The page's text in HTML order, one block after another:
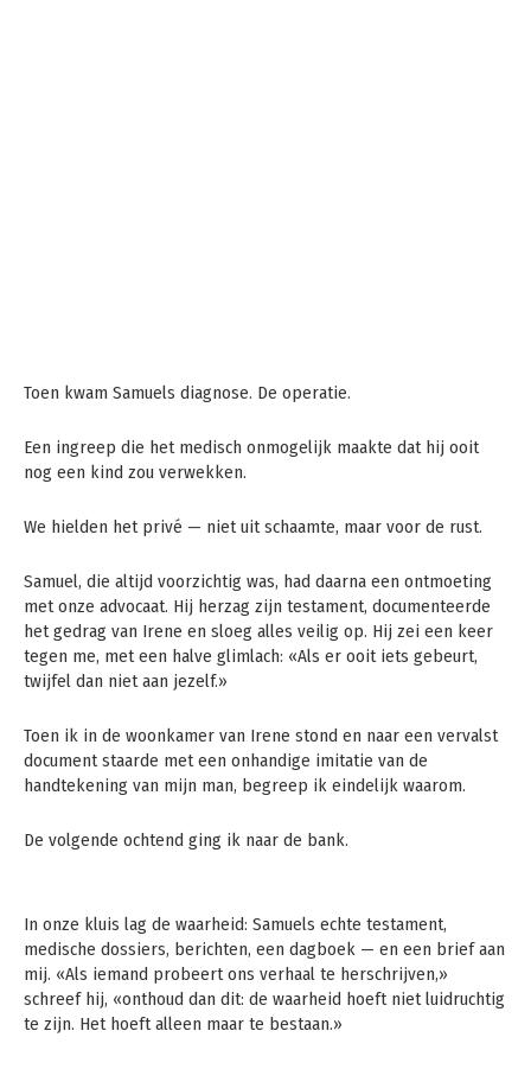
Toen kwam Samuels diagnose. De operatie.
Een ingreep die het medisch onmogelijk maakte dat hij ooit
nog een kind zou verwekken.
We hielden het privé — niet uit schaamte, maar voor de rust.
Samuel, die altijd voorzichtig was, had daarna een ontmoeting
met onze advocaat. Hij herzag zijn testament, documenteerde
het gedrag van Irene en sloeg alles veilig op. Hij zei een keer
tegen me, met een halve glimlach: «Als er ooit iets gebeurt,
twijfel dan niet aan jezelf.»
Toen ik in de woonkamer van Irene stond en naar een vervalst
document staarde met een onhandige imitatie van de
handtekening van mijn man, begreep ik eindelijk waarom.
De volgende ochtend ging ik naar de bank.
In onze kluis lag de waarheid: Samuels echte testament,
medische dossiers, berichten, een dagboek — en een brief aan
mij. «Als iemand probeert ons verhaal te herschrijven,»
schreef hij, «onthoud dan dit: de waarheid hoeft niet luidruchtig
te zijn. Het hoeft alleen maar te bestaan.»